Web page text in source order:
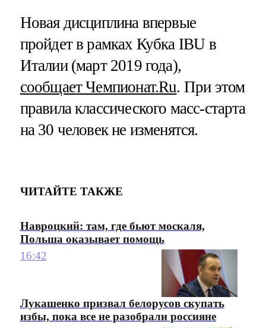
Новая дисциплина впервые
пройдет в рамках Кубка IBU в
Италии (март 2019 года),
сообщает Чемпионат.Ru. При этом
правила классического масс-старта
на 30 человек не изменятся.
ЧИТАЙТЕ ТАКЖЕ
Навроцкий: там, где бьют москаля,
Польша оказывает помощь
16:42
Лукашенко призвал белорусов скупать
избы, пока все не разобрали россияне